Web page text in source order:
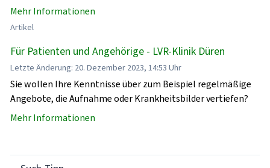
Mehr Informationen
Artikel
Für Patienten und Angehörige - LVR-Klinik Düren
Letzte Änderung: 20. Dezember 2023, 14:53 Uhr
Sie wollen Ihre Kenntnisse über zum Beispiel regelmäßige
Angebote, die Aufnahme oder Krankheitsbilder vertiefen?
Mehr Informationen